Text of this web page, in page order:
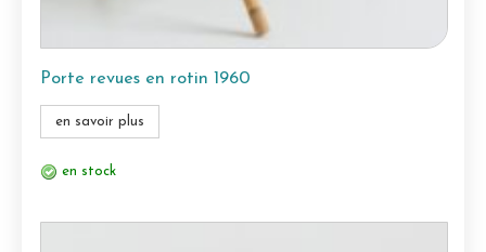
Porte revues en rotin 1960
en savoir plus
en stock